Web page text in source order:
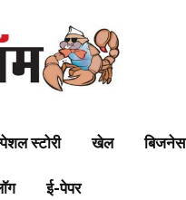
स्टोरी खेल बिजनेस
ई-पेपर